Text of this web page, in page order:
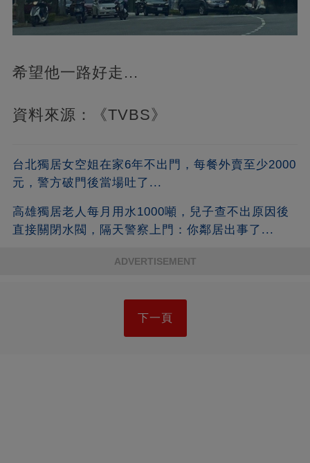
希望他一路好走...
資料來源：《TVBS》
台北獨居女空姐在家6年不出門，每餐外賣至少2000
元，警方破門後當場吐了...
高雄獨居老人每月用水1000噸，兒子查不出原因後
直接關閉水閥，隔天警察上門：你鄰居出事了...
ADVERTISEMENT
下一頁